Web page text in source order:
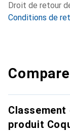
Droit de retour
Conditions de
Classement
produit